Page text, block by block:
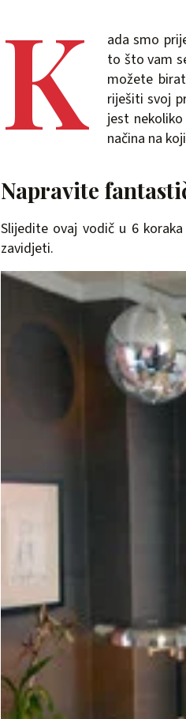
K
ada smo
to što vam
možete
riješiti svoj
jest
načina na
Napravite
Slijedite ovaj vodič u 6
zavidjeti.